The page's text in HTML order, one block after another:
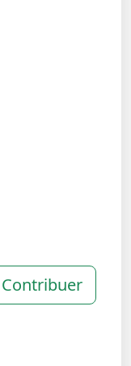
Contribuer